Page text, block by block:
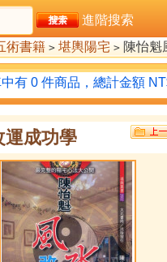
進階搜索
術書籍 > 堪輿陽宅 > 陳怡魁
有 0 件商品，總計金額
運成功學